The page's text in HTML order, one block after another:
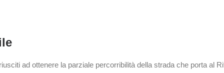
ad ottenere la parziale percorribilità della strada che porta al